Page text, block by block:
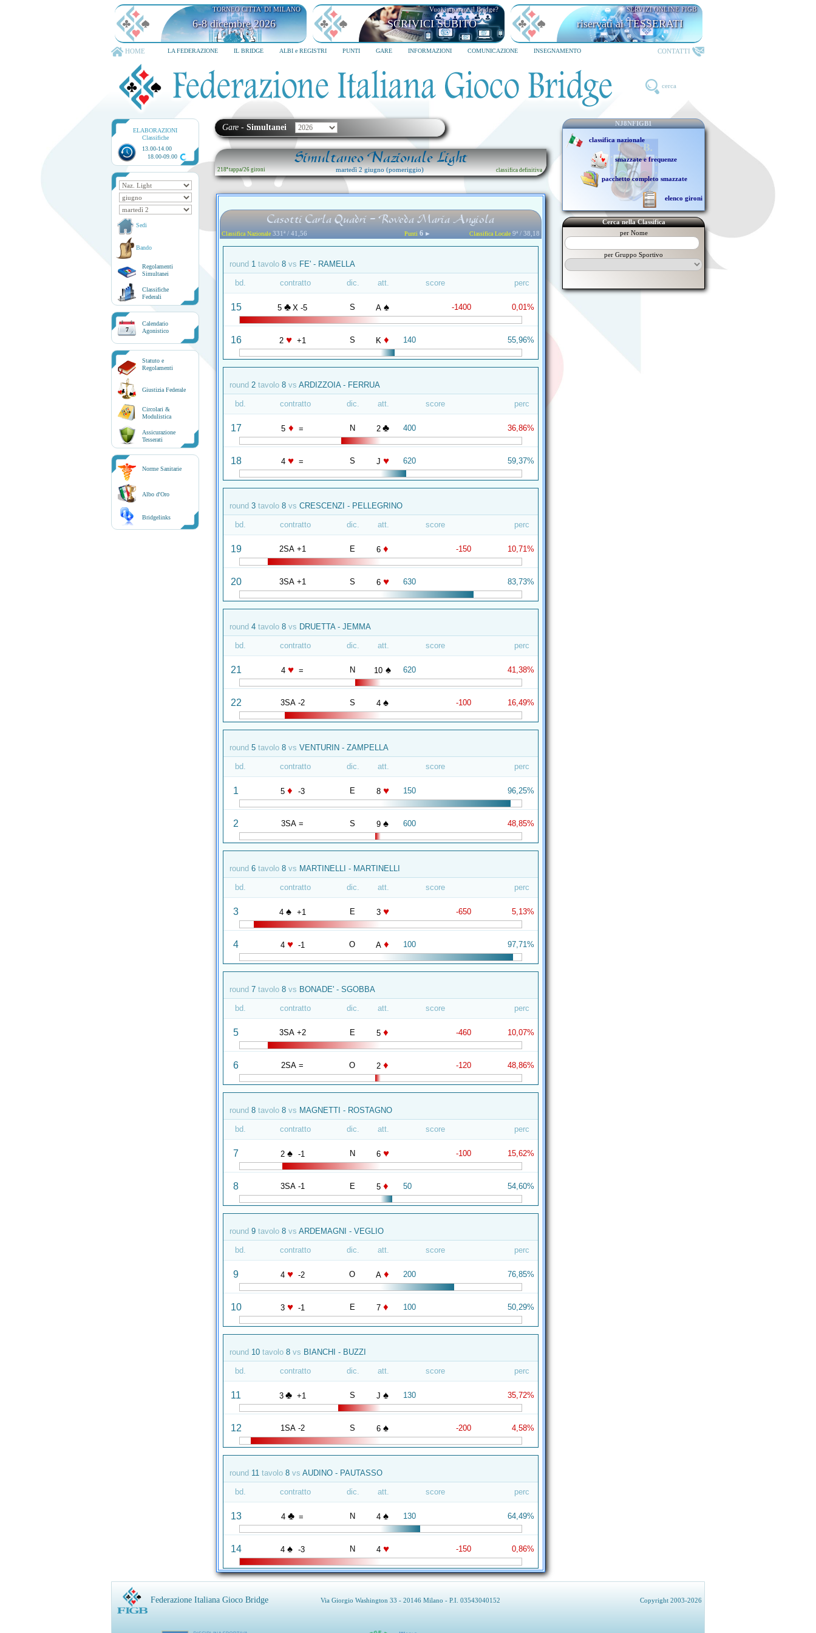
TORNEO CITTA' DI MILANO
6-8 dicembre 2026
Vuoi imparare il Bridge?
SCRIVICI SUBITO
SERVIZI ONLINE FIGB
riservati ai TESSERATI
HOME LA FEDERAZIONE IL BRIDGE ALBI e REGISTRI PUNTI GARE INFORMAZIONI COMUNICAZIONE INSEGNAMENTO CONTATTI
cerca
ELABORAZIONI
Classifiche
13.00-14.00
18.00-09.00
Sedi
Bando
Regolamenti
Simultanei
Classifiche
Federali
7
Calendario
Agonistico
Statuto e
Regolamenti
Giustizia Federale
Circolari &
Modulistica
Assicurazione
Tesserati
Norme Sanitarie
Albo d'Oro
Bridgelinks
Gare - Simultanei
Simultaneo Nazionale Light
218ª tappa/26 gironi martedì 2 giugno (pomeriggio) classifica definitiva
Casotti Carla Quadri - Roveda Maria Angiola
Classifica Nazionale 331ª / 41,56 Punti 6 ► Classifica Locale 9ª / 38,18
round 1 tavolo 8 vs FE' - RAMELLA
bd. contratto dic. att. score perc
15 5 ♣ X -5 S A ♠ -1400 0,01%
16 2 ♥ +1 S K ♦ 140 55,96%
round 2 tavolo 8 vs ARDIZZOIA - FERRUA
bd. contratto dic. att. score perc
17 5 ♦ = N 2 ♣ 400 36,86%
18 4 ♥ = S J ♥ 620 59,37%
round 3 tavolo 8 vs CRESCENZI - PELLEGRINO
bd. contratto dic. att. score perc
19 2SA +1 E 6 ♦ -150 10,71%
20 3SA +1 S 6 ♥ 630 83,73%
round 4 tavolo 8 vs DRUETTA - JEMMA
bd. contratto dic. att. score perc
21 4 ♥ = N 10 ♠ 620 41,38%
22 3SA -2 S 4 ♠ -100 16,49%
round 5 tavolo 8 vs VENTURIN - ZAMPELLA
bd. contratto dic. att. score perc
1 5 ♦ -3 E 8 ♥ 150 96,25%
2 3SA = S 9 ♠ 600 48,85%
round 6 tavolo 8 vs MARTINELLI - MARTINELLI
bd. contratto dic. att. score perc
3 4 ♠ +1 E 3 ♥ -650 5,13%
4 4 ♥ -1 O A ♦ 100 97,71%
round 7 tavolo 8 vs BONADE' - SGOBBA
bd. contratto dic. att. score perc
5 3SA +2 E 5 ♦ -460 10,07%
6 2SA = O 2 ♦ -120 48,86%
round 8 tavolo 8 vs MAGNETTI - ROSTAGNO
bd. contratto dic. att. score perc
7 2 ♠ -1 N 6 ♥ -100 15,62%
8 3SA -1 E 5 ♦ 50 54,60%
round 9 tavolo 8 vs ARDEMAGNI - VEGLIO
bd. contratto dic. att. score perc
9 4 ♥ -2 O A ♦ 200 76,85%
10 3 ♥ -1 E 7 ♦ 100 50,29%
round 10 tavolo 8 vs BIANCHI - BUZZI
bd. contratto dic. att. score perc
11 3 ♣ +1 S J ♠ 130 35,72%
12 1SA -2 S 6 ♠ -200 4,58%
round 11 tavolo 8 vs AUDINO - PAUTASSO
bd. contratto dic. att. score perc
13 4 ♣ = N 4 ♠ 130 64,49%
14 4 ♠ -3 N 4 ♥ -150 0,86%
NJ8NFIGB1
classifica nazionale
smazzate e frequenze
pacchetto completo smazzate
elenco gironi
Cerca nella Classifica
per Nome
per Gruppo Sportivo
Federazione Italiana Gioco Bridge Via Giorgio Washington 33 - 20146 Milano - P.I. 03543040152 Copyright 2003-2026